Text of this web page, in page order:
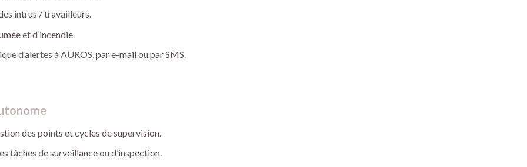
intrus / travailleurs.
et d’incendie.
d’alertes à AUROS, par e-mail ou par SMS.
des points et cycles de supervision.
tâches de surveillance ou d’inspection.